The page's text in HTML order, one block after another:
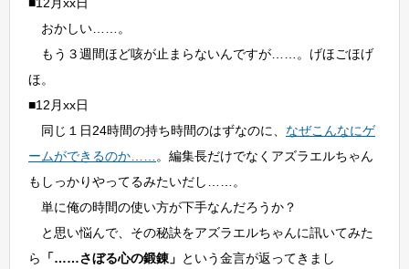
おかしい……。
もう３週間ほど咳が止まらないんですが……。げほごほげ
ほ。
■12月xx日
同じ１日24時間の持ち時間のはずなのに、 なぜこんなにゲ
ームができるのか……
。編集長だけでなくアズラエルちゃん
もしっかりやってるみたいだし……。
単に俺の時間の使い方が下手なんだろうか？
と思い悩んで、その秘訣をアズラエルちゃんに訊いてみた
ら
「……さぼる心の鍛錬」 という金言が返ってきまし